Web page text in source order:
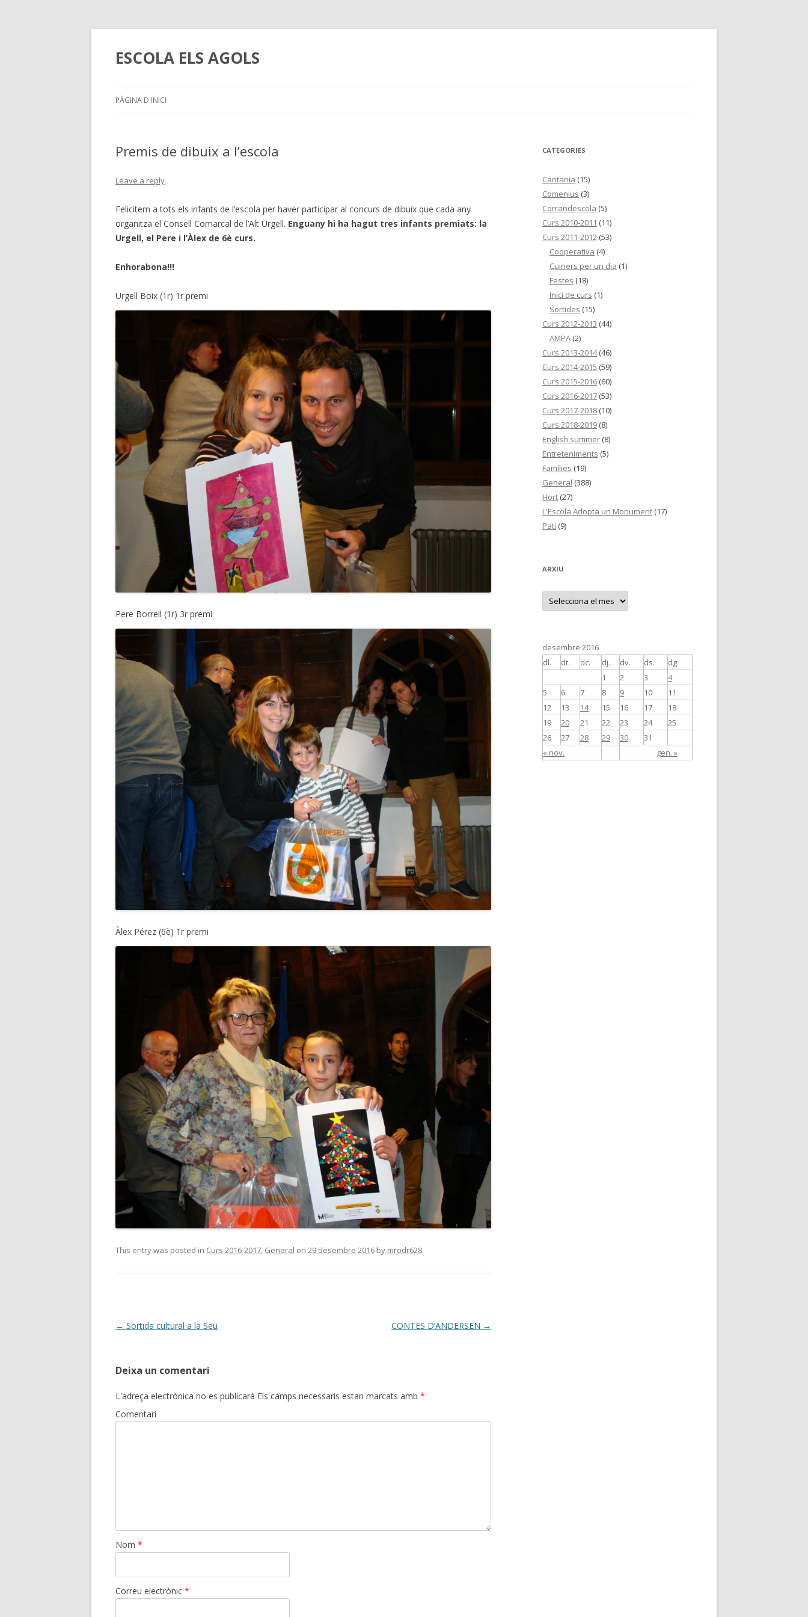
ESCOLA ELS AGOLS
PÀGINA D'INICI
Premis de dibuix a l’escola
Leave a reply
Felicitem a tots els infants de l’escola per haver participar al concurs de dibuix que cada any
organitza el Consell Comarcal de l’Alt Urgell. Enguany hi ha hagut tres infants premiats: la
Urgell, el Pere i l’Àlex de 6è curs.
Enhorabona!!!
Urgell Boix (1r) 1r premi
Pere Borrell (1r) 3r premi
Àlex Pérez (6è) 1r premi
This entry was posted in Curs 2016-2017, General on 29 desembre 2016 by mrodr628.
Post
← Sortida cultural a la Seu CONTES D’ANDERSEN →
Deixa un comentari
L'adreça electrònica no es publicarà Els camps necessaris estan marcats amb *
Comentari
Nom *
Correu electrònic *
CATEGORIES
Cantania (15)
Comenius (3)
Corrandescola (5)
Curs 2010-2011 (11)
Curs 2011-2012 (53)
Cooperativa (4)
Cuiners per un dia (1)
Festes (18)
Inici de curs (1)
Sortides (15)
Curs 2012-2013 (44)
AMPA (2)
Curs 2013-2014(46)
Curs 2014-2015 (59)
Curs 2015-2016 (60)
Curs 2016-2017 (53)
Curs 2017-2018 (10)
Curs 2018-2019 (8)
English summer (8)
Entreteniments (5)
Famílies (19)
General (388)
Hort (27)
L'Escola Adopta un Monument (17)
Pati (9)
ARXIU
A
x
desembre 2016
dl.
dt. dc. dj. dv. ds. dg.
« nov. gen. »
1 2 3
4
5
6 7 8 9 10
11
12
13 14 15 16 17
18
19
20 21 22 23 24
25
26
27 28 29 30 31